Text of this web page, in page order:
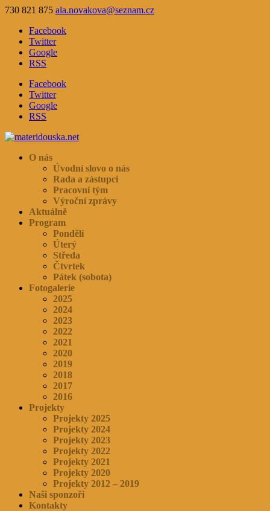
730 821 875 ala.novakova@seznam.cz
Facebook
Twitter
Google
RSS
Facebook
Twitter
Google
RSS
O nás
Úvodní slovo o nás
Rada a zástupci
Pracovní tým
Výroční zprávy
Aktuálně
Program
Pondělí
Úterý
Středa
Čtvrtek
Pátek (sobota)
Fotogalerie
2025
2024
2023
2022
2021
2020
2019
2018
2017
2016
Projekty
Projekty 2025
Projekty 2024
Projekty 2023
Projekty 2022
Projekty 2021
Projekty 2020
Projekty 2012 – 2019
Naši sponzoři
Kontakty